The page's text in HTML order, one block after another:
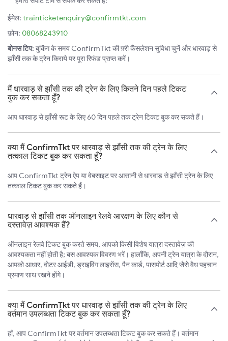
ईमेल: trainticketenquiry@confirmtkt.com
फ़ोन: 08068243910
बोनस टिप: बुकिंग के समय ConfirmTkt की फ़्री कैंसलेशन सुविधा चुनें और धारवाड़ से
झाँसी तक के ट्रेन किराये पर पूरा रिफंड प्राप्त करें।
मैं धारवाड़ से झाँसी तक की ट्रेन के लिए कितने दिन पहले टिकट
बुक कर सकता हूँ?
आप धारवाड़ से झाँसी रूट के लिए 60 दिन पहले तक ट्रेन टिकट बुक कर सकते हैं।
क्या मैं ConfirmTkt पर धारवाड़ से झाँसी तक की ट्रेन के लिए
तत्काल टिकट बुक कर सकता हूँ?
आप ConfirmTkt ट्रेन ऐप या वेबसाइट पर आसानी से धारवाड़ से झाँसी ट्रेन के लिए
तत्काल टिकट बुक कर सकते हैं।
धारवाड़ से झाँसी तक ऑनलाइन रेलवे आरक्षण के लिए कौन से
दस्तावेज़ आवश्यक हैं?
ऑनलाइन रेलवे टिकट बुक करते समय, आपको किसी विशेष यात्रा दस्तावेज़ की
आवश्यकता नहीं होती है; बस आवश्यक विवरण भरें। हालाँकि, अपनी ट्रेन यात्रा के दौरान,
आपको आधार, वोटर आईडी, ड्राइविंग लाइसेंस, पैन कार्ड, पासपोर्ट आदि जैसे वैध पहचान
प्रमाण साथ रखने होंगे।
क्या मैं ConfirmTkt पर धारवाड़ से झाँसी तक की ट्रेन के लिए
वर्तमान उपलब्धता टिकट बुक कर सकता हूँ?
हाँ, आप ConfirmTkt पर वर्तमान उपलब्धता टिकट बुक कर सकते हैं। वर्तमान